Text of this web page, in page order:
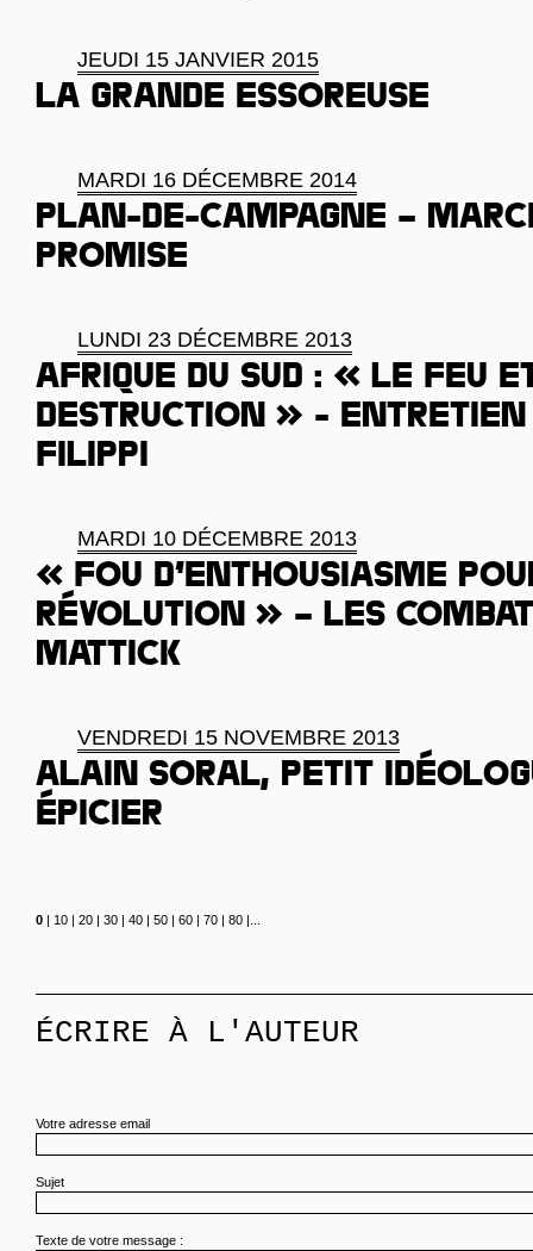
JEUDI 15 JANVIER 2015
La grande essoreuse
MARDI 16 DÉCEMBRE 2014
Plan-de-Campagne –
promise
LUNDI 23 DÉCEMBRE 2013
Afrique du Sud : « Le feu
destruction » - Entretien
Filippi
MARDI 10 DÉCEMBRE 2013
« Fou d’enthousiasme
révolution » – les
Mattick
VENDREDI 15 NOVEMBRE 2013
Alain Soral, petit
épicier
0 | 10 | 20 | 30 | 40 | 50 | 60 | 70 | 80 |
ÉCRIRE À L'AUTEUR
Votre adresse email
Sujet
Texte de votre message :